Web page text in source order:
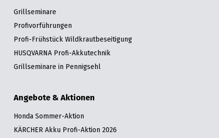
Grillseminare
Profivorführungen
Profi-Frühstück Wildkrautbeseitigung
HUSQVARNA Profi-Akkutechnik
Grillseminare in Pennigsehl
Angebote & Aktionen
Honda Sommer-Aktion
KÄRCHER Akku Profi-Aktion 2026